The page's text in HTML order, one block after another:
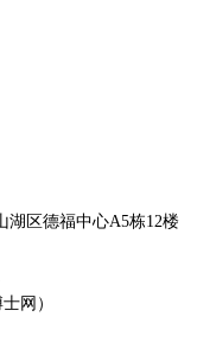
德福中心A5栋12楼
网）